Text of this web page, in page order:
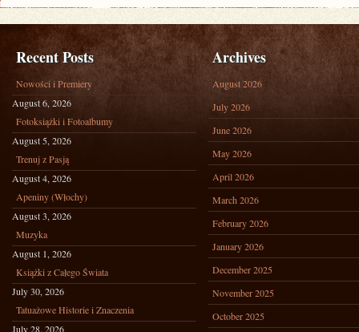
Recent Posts
Nowości i Premiery
August 6, 2026
Fotoksiążki i Fotoalbumy
August 5, 2026
Trenuj z Pasją
August 4, 2026
Apeniny (Włochy)
August 3, 2026
Muzyka
August 1, 2026
Książki z Całego Świata
July 30, 2026
Tatuażowe Historie i Znaczenia
July 28, 2026
Archives
August 2026
July 2026
June 2026
May 2026
April 2026
March 2026
February 2026
January 2026
December 2025
November 2025
October 2025